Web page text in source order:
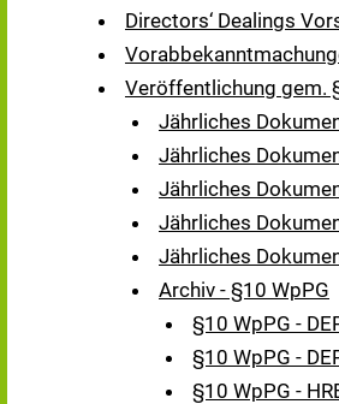
Directors‘ Dealings
Veröffentlichung gem.
Jährliches
Jährliches
Jährliches
Jährliches
Jährliches
Archiv - §10 WpPG
§10 WpPG -
§10 WpPG -
§10 WpPG -